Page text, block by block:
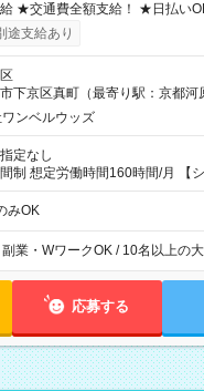
あり） ┗
日に現金GET♪ お仕事後はコン
途支給あり
下京区真町（最寄り駅：京都河
ンベルウッズ
定なし
定労働時間160時間/月 【シフト例】 ・10：
みOK
副業・WワークOK / 10名以上の
応募する